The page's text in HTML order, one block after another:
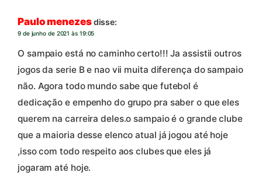
Paulo menezesdisse:
9 de junho de 2021 às 19:05
O sampaio está no caminho certo!!! Ja assistii outros
jogos da serie B e nao vii muita diferença do sampaio
não. Agora todo mundo sabe que futebol é
dedicação e empenho do grupo pra saber o que eles
querem na carreira deles.o sampaio é o grande clube
que a maioria desse elenco atual já jogou até hoje
,isso com todo respeito aos clubes que eles já
jogaram até hoje.